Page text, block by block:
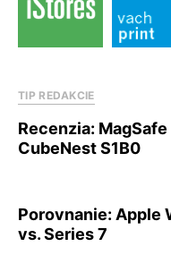
TIP REDAKCIE
Recenzia:
CubeNest S1B0
Porovnanie: Apple
vs. Series 7